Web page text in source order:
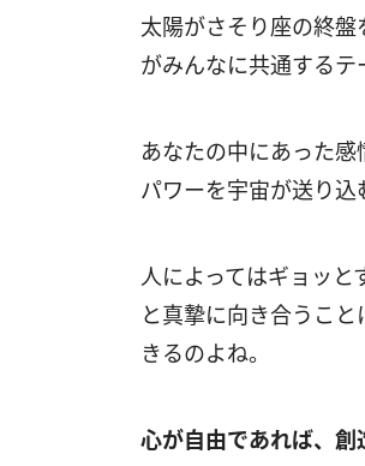
太陽がさそり座の終
がみんなに共通するテ
あなたの中にあった
パワーを宇宙が送り込
人によってはギョッ
と真摯に向き合うこ
きるのよね。
心が自由であれば、